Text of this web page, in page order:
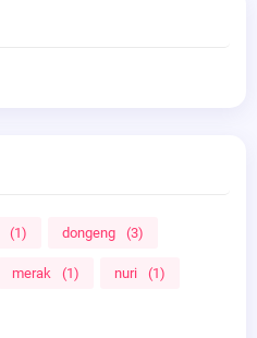
(1) dongeng (3)
merak (1) nuri (1)